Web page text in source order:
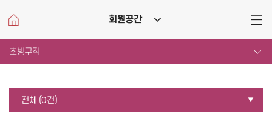
메뉴
회원공간
초빙구직
전체 (0건)